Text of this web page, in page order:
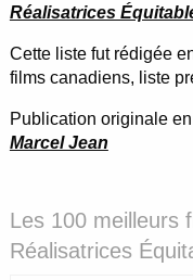
Réalisatrices
Cette liste fut rédigée
films canadiens, liste
Publication originale
Marcel Jean
Les 100 meilleurs
Réalisatrices